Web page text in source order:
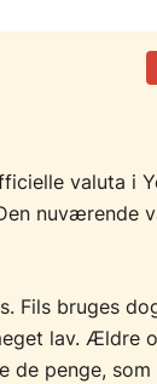
valuta i
Fils bruges
lav. Ældre
penge, som